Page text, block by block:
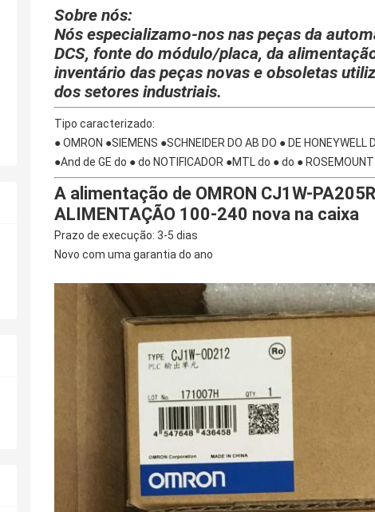
Sobre nós:
Nós especializamo-nos nas peças da
DCS, fonte do módulo/placa, da
inventário das peças novas e obsoletas
dos setores industriais.
Tipo caracterizado:
● OMRON ●SIEMENS ●SCHNEIDER DO AB DO ● DE HONEYWELL
●And de GE do ● do NOTIFICADOR ●MTL do ● do ●
A alimentação de OMRON CJ1W-
ALIMENTAÇÃO 100-240 nova na caixa
Prazo de execução: 3-5 dias
Novo com uma garantia do ano